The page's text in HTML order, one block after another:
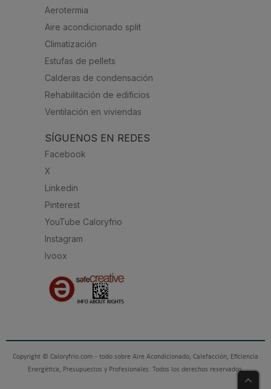
Aerotermia
Aire acondicionado split
Climatización
Estufas de pellets
Calderas de condensación
Rehabilitación de edificios
Ventilación en viviendas
SÍGUENOS EN REDES
Facebook
X
Linkedin
Pinterest
YouTube Caloryfrio
Instagram
Ivoox
Copyright © Caloryfrio.com - todo sobre Aire Acondicionado, Calefacción, Eficiencia
Energética, Presupuestos y Profesionales. Todos los derechos reservados.